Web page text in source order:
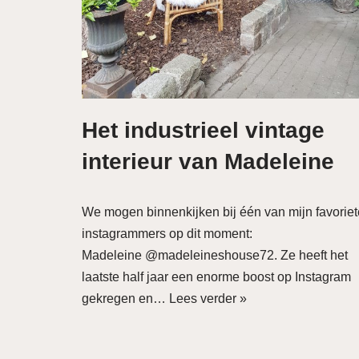
Het industrieel vintage
interieur van Madeleine
We mogen binnenkijken bij één van mijn
instagrammers op dit moment:
Madeleine @madeleineshouse72. Ze heeft het
laatste half jaar een enorme boost op Instagram
gekregen en… Lees verder »